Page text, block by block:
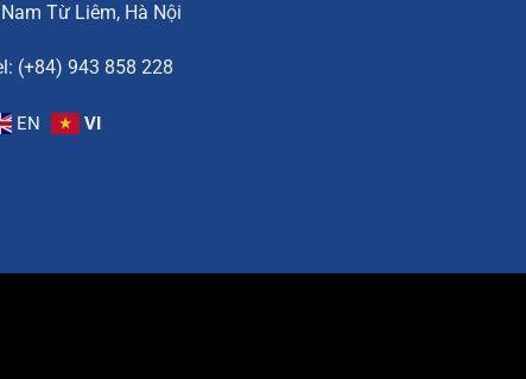
Từ Liêm, Hà Nội
(+84) 943 858 228
EN VI